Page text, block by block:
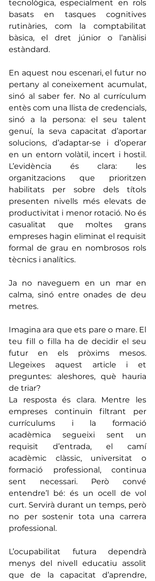
tecnològica, especialment en rols
basats en tasques cognitives
rutinàries, com la comptabilitat
bàsica, el dret júnior o l’anàlisi
estàndard.
En aquest nou escenari, el futur no
pertany al coneixement acumulat,
sinó al saber fer. No al currículum
entès com una llista de credencials,
sinó a la persona: el seu talent
genuí, la seva capacitat d’aportar
solucions, d’adaptar-se i d’operar
en un entorn volàtil, incert i hostil.
L’evidència és clara: les
organitzacions que prioritzen
habilitats per sobre dels títols
presenten nivells més elevats de
productivitat i menor rotació. No és
casualitat que moltes grans
empreses hagin eliminat el requisit
formal de grau en nombrosos rols
tècnics i analítics.
Ja no naveguem en un mar en
calma, sinó entre onades de deu
metres.
Imagina ara que ets pare o mare. El
teu fill o filla ha de decidir el seu
futur en els pròxims mesos.
Llegeixes aquest article i et
preguntes: aleshores, què hauria
de triar?
La resposta és clara. Mentre les
empreses continuïn filtrant per
currículums i la formació
acadèmica segueixi sent un
requisit d’entrada, el camí
acadèmic clàssic, universitat o
formació professional, continua
sent necessari. Però convé
entendre’l bé: és un ocell de vol
curt. Servirà durant un temps, però
no per sostenir tota una carrera
professional.
L’ocupabilitat futura dependrà
menys del nivell educatiu assolit
que de la capacitat d’aprendre,